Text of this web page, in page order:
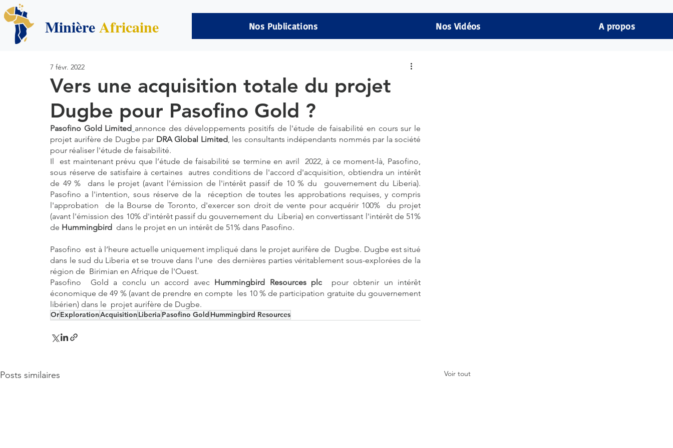
MinièreAfricaine Nos Publications Nos Vidéos A propos
Vers une acquisition totale du projet
Dugbe pour Pasofino Gold ?
7 févr. 2022
Pasofino Gold Limited annonce des développements positifs de l'étude de faisabilité en cours sur le
projet aurifère de Dugbe par DRA Global Limited, les consultants indépendants nommés par la société
pour réaliser l'étude de faisabilité.
Il  est maintenant prévu que l’étude de faisabilité se termine en avril  2022, à ce moment-là, Pasofino,
sous réserve de satisfaire à certaines  autres conditions de l'accord d'acquisition, obtiendra un intérêt
de 49 %  dans le projet (avant l'émission de l'intérêt passif de 10 % du  gouvernement du Liberia).
Pasofino a l'intention, sous réserve de la  réception de toutes les approbations requises, y compris
l'approbation  de la Bourse de Toronto, d'exercer son droit de vente pour acquérir 100%  du projet
(avant l'émission des 10% d'intérêt passif du gouvernement du  Liberia) en convertissant l'intérêt de 51%
de Hummingbird
  dans le projet en un intérêt de 51% dans Pasofino.
Pasofino  est à l’heure actuelle uniquement impliqué dans le projet aurifère de  Dugbe. Dugbe est situé
dans le sud du Liberia et se trouve dans l'une  des dernières parties véritablement sous-explorées de la
région de  Birimian en Afrique de l'Ouest.
Pasofino  Gold a conclu un accord avec Hummingbird Resources plc
  pour obtenir un intérêt
économique de 49 % (avant de prendre en compte  les 10 % de participation gratuite du gouvernement
libérien) dans le  projet aurifère de Dugbe.
OrExplorationAcquisition Liberia Pasofino Gold Hummingbird Resources
Posts similaires Voir tout